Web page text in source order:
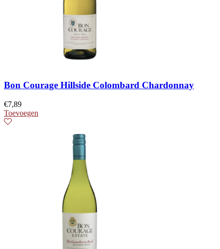
Bon Courage Hillside Colombard Chardonnay
€7,89
Toevoegen